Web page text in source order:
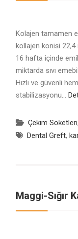
Kolajen tamamen
kollajen konisi
16 hafta içinde
miktarda sıvı
Hızlı ve güvenli
stabilizasyonu…
Çekim Soketleri,
Dental Greft,
Maggi-Sığır